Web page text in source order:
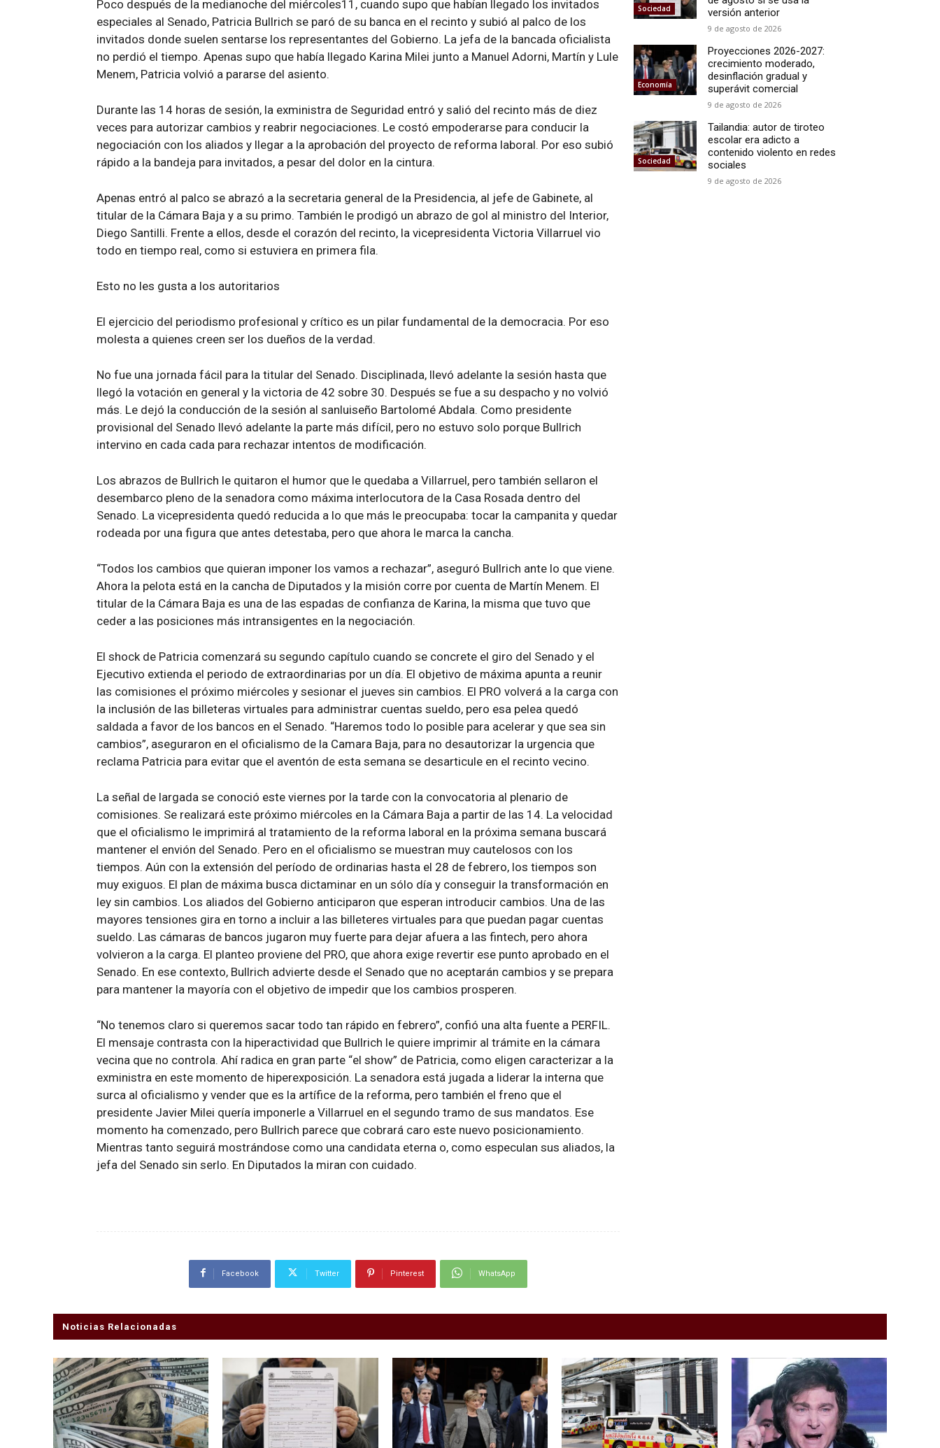
Poco después de la medianoche del miércoles11, cuando supo que habían llegado los invitados
especiales al Senado, Patricia Bullrich se paró de su banca en el recinto y subió al palco de los
invitados donde suelen sentarse los representantes del Gobierno. La jefa de la bancada oficialista
no perdió el tiempo. Apenas supo que había llegado Karina Milei junto a Manuel Adorni, Martín y Lule
Menem, Patricia volvió a pararse del asiento.
Durante las 14 horas de sesión, la exministra de Seguridad entró y salió del recinto más de diez
veces para autorizar cambios y reabrir negociaciones. Le costó empoderarse para conducir la
negociación con los aliados y llegar a la aprobación del proyecto de reforma laboral. Por eso subió
rápido a la bandeja para invitados, a pesar del dolor en la cintura.
Apenas entró al palco se abrazó a la secretaria general de la Presidencia, al jefe de Gabinete, al
titular de la Cámara Baja y a su primo. También le prodigó un abrazo de gol al ministro del Interior,
Diego Santilli. Frente a ellos, desde el corazón del recinto, la vicepresidenta Victoria Villarruel vio
todo en tiempo real, como si estuviera en primera fila.
Esto no les gusta a los autoritarios
El ejercicio del periodismo profesional y crítico es un pilar fundamental de la democracia. Por eso
molesta a quienes creen ser los dueños de la verdad.
No fue una jornada fácil para la titular del Senado. Disciplinada, llevó adelante la sesión hasta que
llegó la votación en general y la victoria de 42 sobre 30. Después se fue a su despacho y no volvió
más. Le dejó la conducción de la sesión al sanluiseño Bartolomé Abdala. Como presidente
provisional del Senado llevó adelante la parte más difícil, pero no estuvo solo porque Bullrich
intervino en cada cada para rechazar intentos de modificación.
Los abrazos de Bullrich le quitaron el humor que le quedaba a Villarruel, pero también sellaron el
desembarco pleno de la senadora como máxima interlocutora de la Casa Rosada dentro del
Senado. La vicepresidenta quedó reducida a lo que más le preocupaba: tocar la campanita y quedar
rodeada por una figura que antes detestaba, pero que ahora le marca la cancha.
“Todos los cambios que quieran imponer los vamos a rechazar”, aseguró Bullrich ante lo que viene.
Ahora la pelota está en la cancha de Diputados y la misión corre por cuenta de Martín Menem. El
titular de la Cámara Baja es una de las espadas de confianza de Karina, la misma que tuvo que
ceder a las posiciones más intransigentes en la negociación.
El shock de Patricia comenzará su segundo capítulo cuando se concrete el giro del Senado y el
Ejecutivo extienda el periodo de extraordinarias por un día. El objetivo de máxima apunta a reunir
las comisiones el próximo miércoles y sesionar el jueves sin cambios. El PRO volverá a la carga con
la inclusión de las billeteras virtuales para administrar cuentas sueldo, pero esa pelea quedó
saldada a favor de los bancos en el Senado. “Haremos todo lo posible para acelerar y que sea sin
cambios”, aseguraron en el oficialismo de la Camara Baja, para no desautorizar la urgencia que
reclama Patricia para evitar que el aventón de esta semana se desarticule en el recinto vecino.
La señal de largada se conoció este viernes por la tarde con la convocatoria al plenario de
comisiones. Se realizará este próximo miércoles en la Cámara Baja a partir de las 14. La velocidad
que el oficialismo le imprimirá al tratamiento de la reforma laboral en la próxima semana buscará
mantener el envión del Senado. Pero en el oficialismo se muestran muy cautelosos con los
tiempos. Aún con la extensión del período de ordinarias hasta el 28 de febrero, los tiempos son
muy exiguos. El plan de máxima busca dictaminar en un sólo día y conseguir la transformación en
ley sin cambios. Los aliados del Gobierno anticiparon que esperan introducir cambios. Una de las
mayores tensiones gira en torno a incluir a las billeteres virtuales para que puedan pagar cuentas
sueldo. Las cámaras de bancos jugaron muy fuerte para dejar afuera a las fintech, pero ahora
volvieron a la carga. El planteo proviene del PRO, que ahora exige revertir ese punto aprobado en el
Senado. En ese contexto, Bullrich advierte desde el Senado que no aceptarán cambios y se prepara
para mantener la mayoría con el objetivo de impedir que los cambios prosperen.
“No tenemos claro si queremos sacar todo tan rápido en febrero”, confió una alta fuente a PERFIL.
El mensaje contrasta con la hiperactividad que Bullrich le quiere imprimir al trámite en la cámara
vecina que no controla. Ahí radica en gran parte “el show” de Patricia, como eligen caracterizar a la
exministra en este momento de hiperexposición. La senadora está jugada a liderar la interna que
surca al oficialismo y vender que es la artífice de la reforma, pero también el freno que el
presidente Javier Milei quería imponerle a Villarruel en el segundo tramo de sus mandatos. Ese
momento ha comenzado, pero Bullrich parece que cobrará caro este nuevo posicionamiento.
Mientras tanto seguirá mostrándose como una candidata eterna o, como especulan sus aliados, la
jefa del Senado sin serlo. En Diputados la miran con cuidado.
Facebook Twitter Pinterest WhatsApp
Sociedad
versión anterior
9 de agosto de 2026
Economía
Proyecciones 2026-2027:
crecimiento moderado,
desinflación gradual y
superávit comercial
9 de agosto de 2026
Sociedad
Tailandia: autor de tiroteo
escolar era adicto a
contenido violento en redes
sociales
9 de agosto de 2026
Noticias Relacionadas